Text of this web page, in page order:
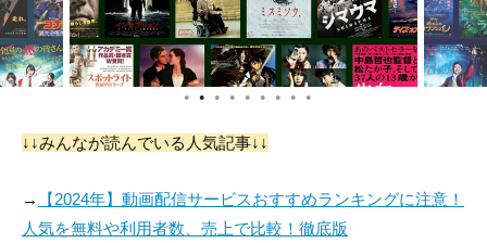
● ● ● ● ● ● ● ● ●
↓↓みんなが読んでいる人気記事↓↓
→
【2024年】動画配信サービスおすすめランキングに注意！
人気を無料や利用者数、売上で比較！徹底版